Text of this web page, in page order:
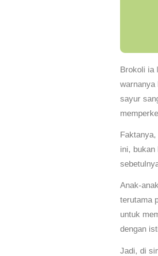
Brokoli ia
warnanya
sayur
ini, bukan
Anak-
terutama
untuk
dengan
Jadi, di